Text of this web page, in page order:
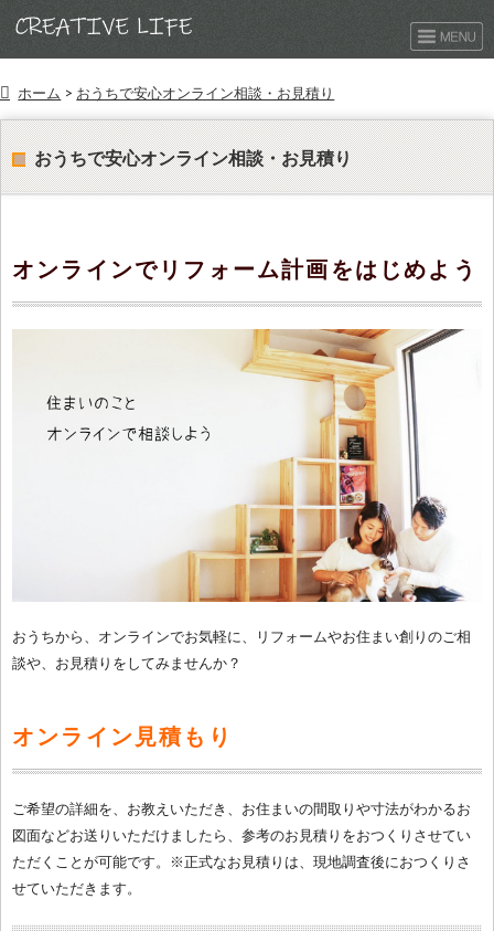
ホーム > おうちで安心オンライン相談・お見積り
おうちで安心オンライン相談・お見積り
オンラインでリフォーム計画をはじめよう
おうちから、オンラインでお気軽に、リフォームやお住まい創りのご相
談や、お見積りをしてみませんか？
オンライン見積もり
ご希望の詳細を、お教えいただき、お住まいの間取りや寸法がわかるお
図面などお送りいただけましたら、参考のお見積りをおつくりさせてい
ただくことが可能です。※正式なお見積りは、現地調査後におつくりさ
せていただきます。